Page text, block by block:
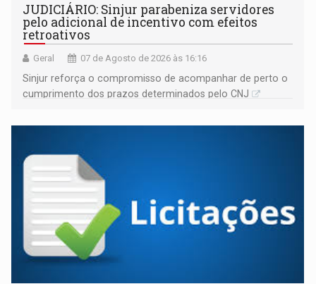
JUDICIÁRIO: Sinjur parabeniza servidores
pelo adicional de incentivo com efeitos
retroativos
Geral 07 de Agosto de 2026 às 16:16
Sinjur reforça o compromisso de acompanhar de perto o
cumprimento dos prazos determinados pelo CNJ